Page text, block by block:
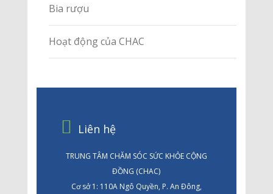
Bia rượu
Hoạt động của CHAC
Liên hệ
TRUNG TÂM CHĂM SÓC SỨC KHỎE CỘNG
ĐỒNG (CHAC)
Cơ sở 1: 110A Ngô Quyền, P. An Đông,